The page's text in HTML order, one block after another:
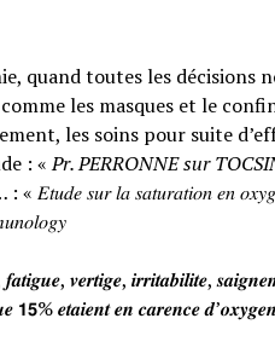
quand toutes les décisions
les masques et le
les soins pour suite
: «Pr. PERRONNE sur
𝑠𝑢𝑟 𝑙𝑎 𝑠𝑎𝑡𝑢𝑟𝑎𝑡𝑖𝑜𝑛 𝑒𝑛
𝒗𝒆𝒓𝒕𝒊𝒈𝒆, 𝒊𝒓𝒓𝒊𝒕𝒂𝒃𝒊𝒍𝒊𝒕𝒆,
𝟭𝟱% 𝒆𝒕𝒂𝒊𝒆𝒏𝒕 𝒆𝒏 𝒄𝒂𝒓𝒆𝒏𝒄𝒆